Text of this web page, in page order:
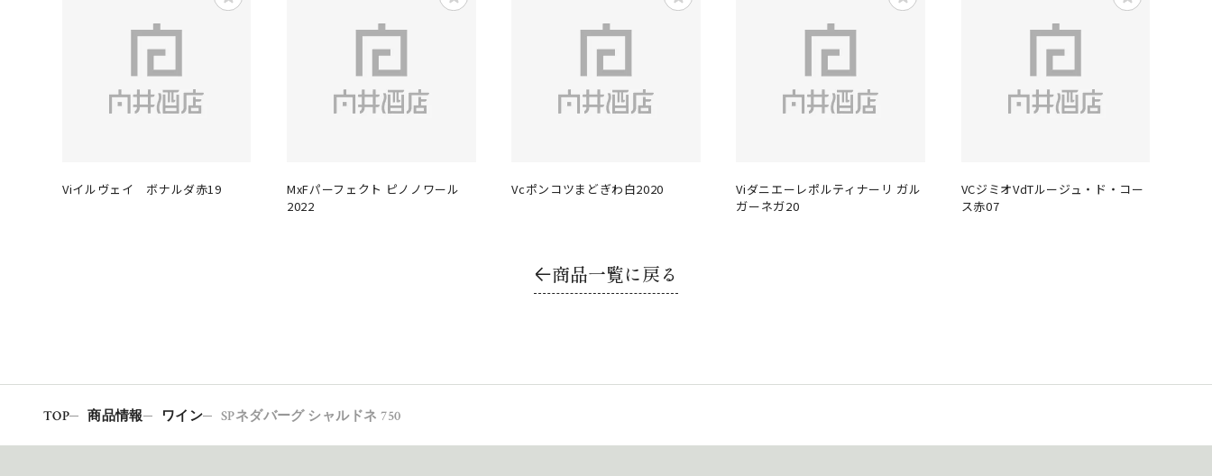
Viイルヴェイ ボナルダ赤19
MxFパーフェクト ピノノワール
2022
Vcポンコツまどぎわ白2020
Viダニエーレポルティナーリ ガル
ガーネガ20
VCジミオVdTルージュ・ド・コー
ス赤07
商品一覧に戻る
TOP 商品情報 ワイン SPネダバーグ シャルドネ 750